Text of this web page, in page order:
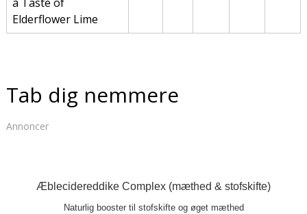
Elderflower Lime
Tab dig nemmere
Annoncer
Æblecidereddike Complex (mæthed & stofskifte)
Naturlig booster til stofskifte og øget mæthed